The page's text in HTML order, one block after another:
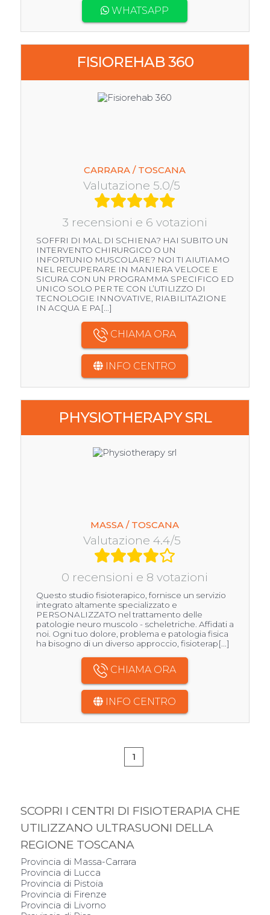
WHATSAPP
FISIOREHAB 360
CARRARA / TOSCANA
Valutazione 5.0/5
3 recensioni e 6 votazioni
SOFFRI DI MAL DI SCHIENA? HAI SUBITO UN
INTERVENTO CHIRURGICO O UN
INFORTUNIO MUSCOLARE? NOI TI AIUTIAMO
NEL RECUPERARE IN MANIERA VELOCE E
SICURA CON UN PROGRAMMA SPECIFICO ED
UNICO SOLO PER TE CON L’UTILIZZO DI
TECNOLOGIE INNOVATIVE, RIABILITAZIONE
IN ACQUA E PA[...]
CHIAMA ORA
INFO CENTRO
PHYSIOTHERAPY SRL
MASSA / TOSCANA
Valutazione 4.4/5
0 recensioni e 8 votazioni
Questo studio fisioterapico, fornisce un servizio
integrato altamente specializzato e
PERSONALIZZATO nel trattamento delle
patologie neuro muscolo - scheletriche. Affidati a
noi. Ogni tuo dolore, problema e patologia fisica
ha bisogno di un diverso approccio, fisioterap[...]
CHIAMA ORA
INFO CENTRO
1
SCOPRI I CENTRI DI FISIOTERAPIA CHE
UTILIZZANO ULTRASUONI DELLA
REGIONE TOSCANA
Provincia di Massa-Carrara
Provincia di Lucca
Provincia di Pistoia
Provincia di Firenze
Provincia di Livorno